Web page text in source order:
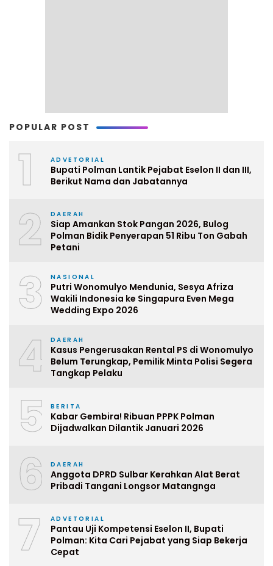
POPULAR POST
1 ADVETORIAL
Bupati Polman Lantik Pejabat Eselon II dan III,
Berikut Nama dan Jabatannya
2 DAERAH
Siap Amankan Stok Pangan 2026, Bulog
Polman Bidik Penyerapan 51 Ribu Ton Gabah
Petani
3 NASIONAL
Putri Wonomulyo Mendunia, Sesya Afriza
Wakili Indonesia ke Singapura Even Mega
Wedding Expo 2026
4 DAERAH
Kasus Pengerusakan Rental PS di Wonomulyo
Belum Terungkap, Pemilik Minta Polisi Segera
Tangkap Pelaku
5 BERITA
Kabar Gembira! Ribuan PPPK Polman
Dijadwalkan Dilantik Januari 2026
6 DAERAH
Anggota DPRD Sulbar Kerahkan Alat Berat
Pribadi Tangani Longsor Matangnga
7 ADVETORIAL
Pantau Uji Kompetensi Eselon II, Bupati
Polman: Kita Cari Pejabat yang Siap Bekerja
Cepat